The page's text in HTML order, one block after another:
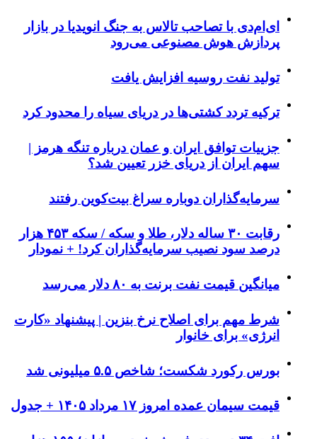
ای‌ام‌دی با تصاحب تالاس به جنگ انویدیا در بازار
پردازش هوش مصنوعی می‌رود
تولید نفت روسیه افزایش یافت
ترکیه تردد کشتی‌ها در دریای سیاه را محدود کرد
جزییات توافق ایران و عمان درباره تنگه هرمز |
سهم ایران از دریای خزر تعیین شد؟
سرمایه‌گذاران دوباره سراغ بیت‌کوین رفتند
رقابت ۳۰ ساله دلار، طلا و سکه / سکه ۴۵۳ هزار
درصد سود نصیب سرمایه‌گذاران کرد! + نمودار
میانگین قیمت نفت برنت به ۸۰ دلار می‌رسد
شرط مهم برای اصلاح نرخ بنزین | پیشنهاد «کارت
انرژی» برای خانوار
بورس رکورد شکست؛ شاخص ۵.۵ میلیونی شد
قیمت سیمان عمده امروز ۱۷ مرداد ۱۴۰۵ + جدول